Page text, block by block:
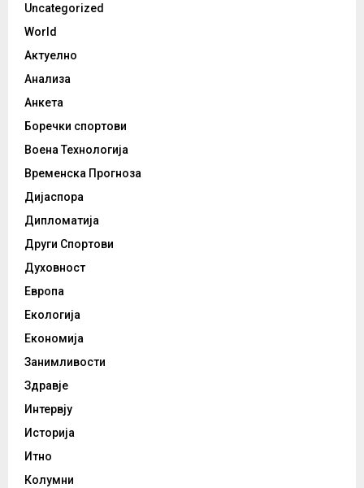
Uncategorized
World
Актуелно
Анализа
Анкета
Боречки спортови
Воена Технологија
Временска Прогноза
Дијаспора
Дипломатија
Други Спортови
Духовност
Европа
Екологија
Економија
Занимливости
Здравје
Интервју
Историја
Итно
Колумни